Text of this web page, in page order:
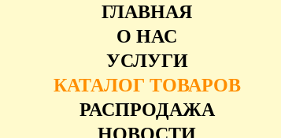
ГЛАВНАЯ
О НАС
УСЛУГИ
КАТАЛОГ ТОВАРОВ
РАСПРОДАЖА